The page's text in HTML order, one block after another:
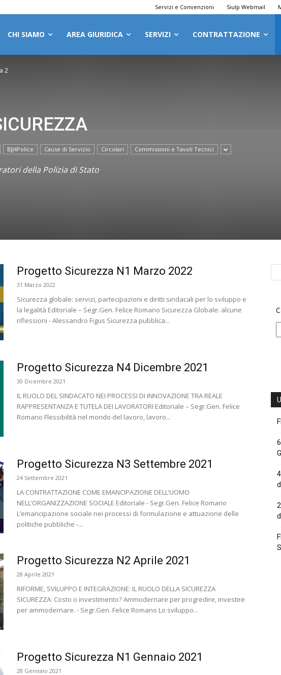
Servizi e Convenzioni Siulp Webmail
CHI SIAMO AREA GIURIDICA SERVIZI CONTRATTAZIONE
2
BJJ4Police Cause di Servizio Circolari Commissioni e Tavoli Tecnici
della Polizia di Stato
Progetto Sicurezza N1 Marzo 2022
31 Marzo 2022
Sicurezza globale: servizi, partecipazioni e diritti sindacali per lo sviluppo e
la legalità Editoriale – Segr.Gen. Felice Romano Sicurezza Globale: alcune
riflessioni - Alessandro Figus Sicurezza pubblica...
Progetto Sicurezza N4 Dicembre 2021
30 Dicembre 2021
IL RUOLO DEL SINDACATO NEI PROCESSI DI INNOVAZIONE TRA REALE
RAPPRESENTANZA E TUTELA DEI LAVORATORI Editoriale – Segr.Gen. Felice
Romano Flessibilità nel mondo del lavoro, lavoro...
Progetto Sicurezza N3 Settembre 2021
24 Settembre 2021
LA CONTRATTAZIONE COME EMANCIPAZIONE DELL’UOMO
NELL’ORGANIZZAZIONE SOCIALE Editoriale - Segr.Gen. Felice Romano
L’emancipazione sociale nei processi di formulazione e attuazione delle
politiche pubbliche -...
Progetto Sicurezza N2 Aprile 2021
28 Aprile 2021
RIFORME, SVILUPPO E INTEGRAZIONE: IL RUOLO DELLA SICUREZZA
SICUREZZA: Costo o investimento? Ammodernare per progredire, investire
per ammodernare. - Segr.Gen. Felice Romano Lo sviluppo...
Progetto Sicurezza N1 Gennaio 2021
28 Gennaio 2021